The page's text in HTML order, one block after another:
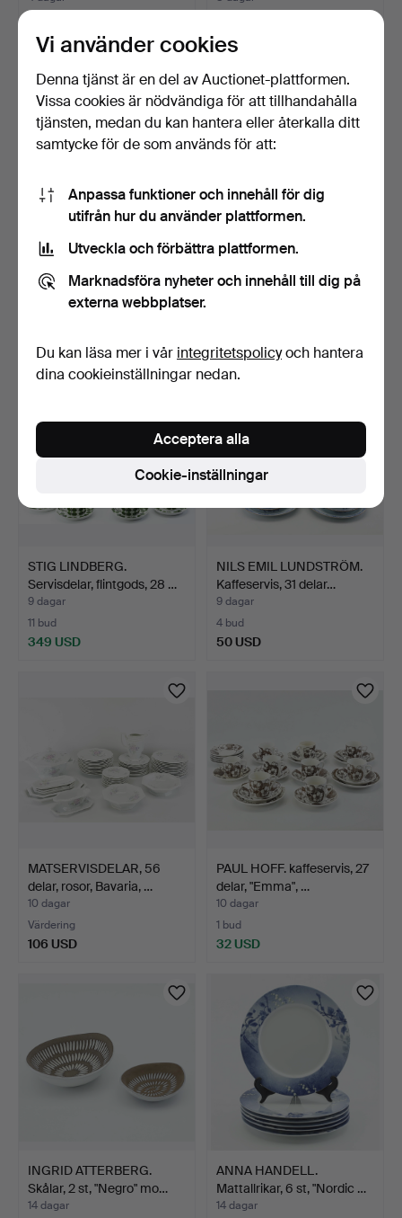
64 USD 53 USD
Kina, 1900-tal.
Åfors Glasbruk, …
STIG LINDBERG.
Servisdelar, flintgods, 28 …
9 dagar
11 bud
349 USD
NILS EMIL LUNDSTRÖM.
Kaffeservis, 31 delar…
9 dagar
4 bud
50 USD
MATSERVISDELAR, 56
delar, rosor, Bavaria, …
10 dagar
Värdering
106 USD
PAUL HOFF. kaffeservis, 27
delar, "Emma", …
10 dagar
1 bud
32 USD
INGRID ATTERBERG.
Skålar, 2 st, "Negro" mo…
14 dagar
ANNA HANDELL.
Mattallrikar, 6 st, "Nordic …
14 dagar
Vi använder cookies
Denna tjänst är en del av Auctionet-plattformen.
Vissa cookies är nödvändiga för att tillhandahålla
tjänsten, medan du kan hantera eller återkalla ditt
samtycke för de som används för att:
Anpassa funktioner och innehåll för dig
utifrån hur du använder plattformen.
Utveckla och förbättra plattformen.
Marknadsföra nyheter och innehåll till dig på
externa webbplatser.
Du kan läsa mer i vår integritetspolicyoch hantera
dina cookieinställningar nedan.
Cookie-inställningar
Acceptera alla